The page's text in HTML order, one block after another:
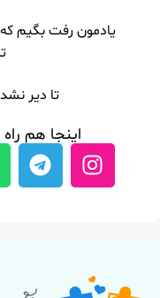
یادمون رفت بگیم
تا دیر
اینجا هم